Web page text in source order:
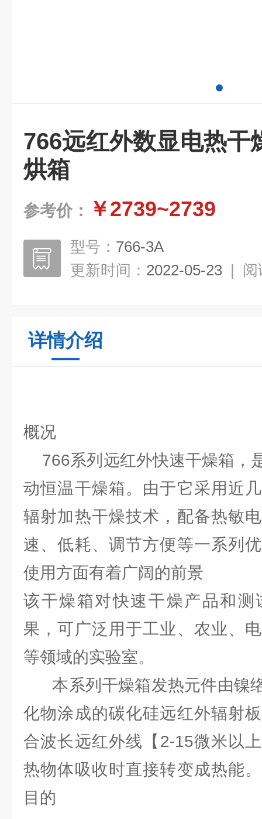
766远红外数显电热干
烘箱
参考价： ￥2739~2739
型号： 766-3A
更新时间： 2022-05-23 | 阅
详情介绍
概况
766系列远红外快速干燥箱，
动恒温干燥箱。由于它采用近
辐射加热干燥技术，配备热敏
速、低耗、调节方便等一系列
使用方面有着广阔的前景
该干燥箱对快速干燥产品和测
果，可广泛用于工业、农业、
等领域的实验室。
本系列干燥箱发热元件由镍
化物涂成的碳化硅远红外辐射
合波长远红外线【2-15微米以
热物体吸收时直接转变成热能
目的